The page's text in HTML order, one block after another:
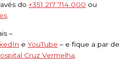
do +351 217 714 000 ou
.
–
e YouTube – e fique a par de
Cruz Vermelha